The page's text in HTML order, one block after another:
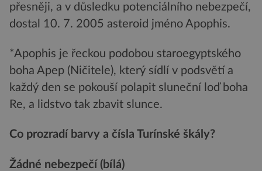
přesněji, a v důsledku potenciálního nebezpečí,
dostal 10. 7. 2005 asteroid jméno Apophis.
*Apophis je řeckou podobou staroegyptského
boha Apep (Ničitele), který sídlí v podsvětí a
každý den se pokouší polapit sluneční loď boha
Re, a lidstvo tak zbavit slunce.
Co prozradí barvy a čísla Turínské škály?
Žádné nebezpečí (bílá)